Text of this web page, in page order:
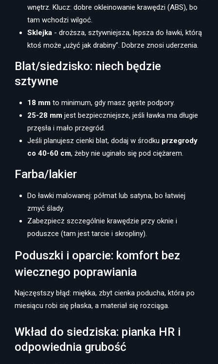
wnętrz. Klucz: dobre okleinowanie krawędzi (ABS), bo
tam wchodzi wilgoć.
Sklejka - droższa, sztywniejsza, lepsza do ławki, którą
ktoś może „użyć jak drabiny”. Dobrze znosi uderzenia.
Blat/siedzisko: niech będzie
sztywne
18 mm to minimum, gdy masz gęste podpory.
25-28 mm jest bezpieczniejsze, jeśli ławka ma długie
przęsła i mało przegród.
Jeśli planujesz cienki blat, dodaj w środku przegrody
co 40-60 cm, żeby nie uginało się pod ciężarem.
Farba/lakier
Do ławki malowanej: półmat lub satyna, bo łatwiej
zmyć ślady.
Zabezpiecz szczególnie krawędzie przy oknie i
poduszce (tam jest tarcie i skropliny).
Poduszki i oparcie: komfort bez
wiecznego poprawiania
Najczęstszy błąd: miękka, zbyt cienka poducha, która po
miesiącu robi się płaska, a materiał się rozciąga.
Wkład do siedziska: pianka HR i
odpowiednia grubość